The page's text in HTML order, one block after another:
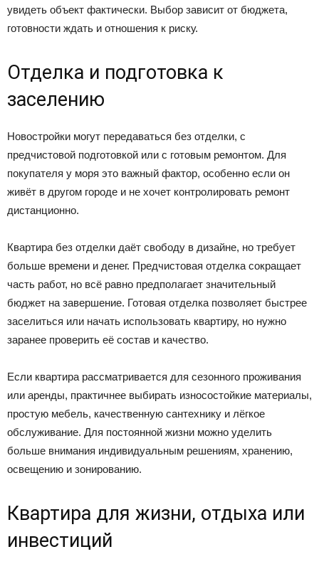
увидеть объект фактически. Выбор зависит от бюджета,
готовности ждать и отношения к риску.
Отделка и подготовка к
заселению
Новостройки могут передаваться без отделки, с
предчистовой подготовкой или с готовым ремонтом. Для
покупателя у моря это важный фактор, особенно если он
живёт в другом городе и не хочет контролировать ремонт
дистанционно.
Квартира без отделки даёт свободу в дизайне, но требует
больше времени и денег. Предчистовая отделка сокращает
часть работ, но всё равно предполагает значительный
бюджет на завершение. Готовая отделка позволяет быстрее
заселиться или начать использовать квартиру, но нужно
заранее проверить её состав и качество.
Если квартира рассматривается для сезонного проживания
или аренды, практичнее выбирать износостойкие материалы,
простую мебель, качественную сантехнику и лёгкое
обслуживание. Для постоянной жизни можно уделить
больше внимания индивидуальным решениям, хранению,
освещению и зонированию.
Квартира для жизни, отдыха или
инвестиций